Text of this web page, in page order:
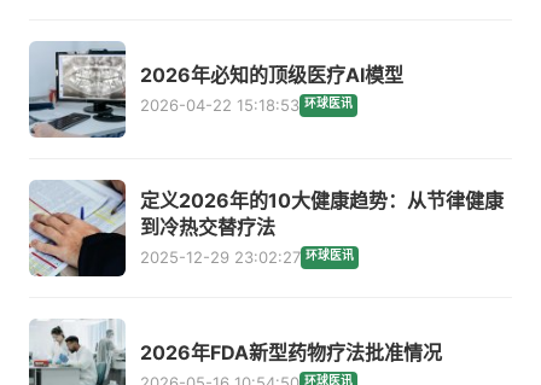
2026年必知的顶级医疗AI模型
2026-04-22 15:18:53 环球医讯
定义2026年的10大健康趋势：从节律健康
到冷热交替疗法
2025-12-29 23:02:27 环球医讯
2026年FDA新型药物疗法批准情况
环球医讯